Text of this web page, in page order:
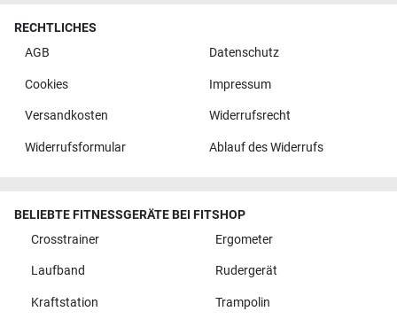
RECHTLICHES
AGB
Datenschutz
Cookies Impressum
Versandkosten Widerrufsrecht
Widerrufsformular Ablauf des Widerrufs
BELIEBTE FITNESSGERÄTE BEI FITSHOP
Crosstrainer
Ergometer
Laufband Rudergerät
Kraftstation Trampolin